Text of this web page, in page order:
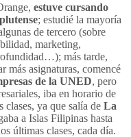
estuve cursando
; estudié la mayoría
de tercero (sobre
marketing,
más tarde,
más asignaturas, comencé
de la UNED, pero
iba en horario de
clases, ya que salía de La
a Islas Filipinas hasta
últimas clases, cada día.